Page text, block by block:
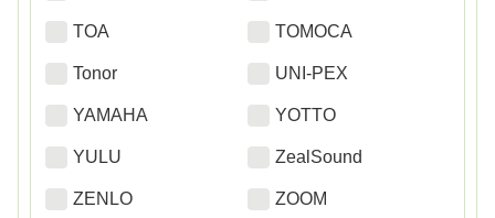
TOA TOMOCA
Tonor UNI-PEX
YAMAHA YOTTO
YULU ZealSound
ZENLO ZOOM